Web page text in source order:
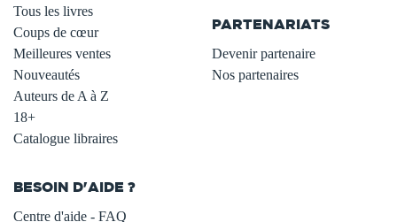
Tous les livres
Coups de cœur
Meilleures ventes
Nouveautés
Auteurs de A à Z
18+
Catalogue libraires
PARTENARIATS
Devenir partenaire
Nos partenaires
BESOIN D'AIDE ?
Centre d'aide - FAQ